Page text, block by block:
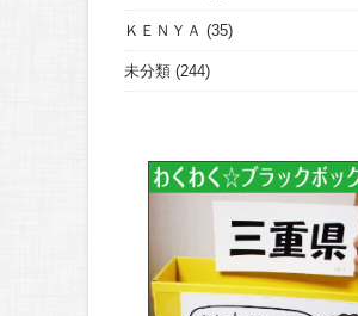
ＫＥＮＹＡ (35)
未分類 (244)